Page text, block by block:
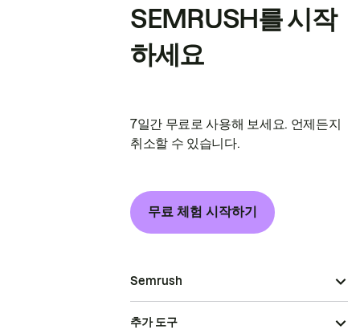
SEMRUSH를 시작
하세요
7일간 무료로 사용해 보세요. 언제든지
취소할 수 있습니다.
무료 체험 시작하기
Semrush
추가 도구